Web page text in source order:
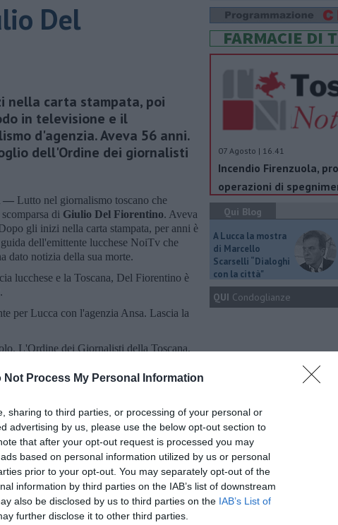
Not Process My Personal Information
sharing to third parties, or processing of your personal or
advertising by us, please use the below opt-out section to
that after your opt-out request is processed you may
based on personal information utilized by us or personal
prior to your opt-out. You may separately opt-out of the
information by third parties on the IAB’s list of downstream
also be disclosed by us to third parties on the IAB’s List of
further disclose it to other third parties.
Del
nella carta stampata, poi
in televisione e il
d'agenzia. Aveva 56 anni.
dell'Ordine dei giornalisti
— Lutto nel giornalismo toscano che
di Giulio Del Fiorentino. Aveva
gli inizi nella carta stampata, per anni è
dell'emittente lucchese NoiTv che
dato notizia della sua morte.
lucchese e la Toscana, Del Fiorentino è
per Lucca con l'agenzia Ansa. Lascia la
L'Ordine dei Giornalisti della Toscana,
"Iscritto all’Ordine dal 2000,
del panorama della provincia di
ha diretto per anni la trasmissione del
Newsletter QUInews - ToscanaMedia.
07 Agosto | 16.41
Incendio Firenzuola,
operazioni di
Qui Blog
A Lucca la mostra
di Marcello
Scarselli “Dialoghi
con la città"
QUI Condoglianze
​Il trasporto
gomma in
Ultimi articoli
Cronaca